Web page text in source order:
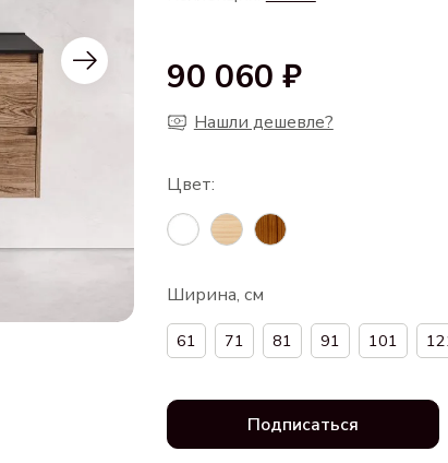
90 060 ₽
Нашли дешевле?
Ширина, см
61 71 81 91 101
Подписаться